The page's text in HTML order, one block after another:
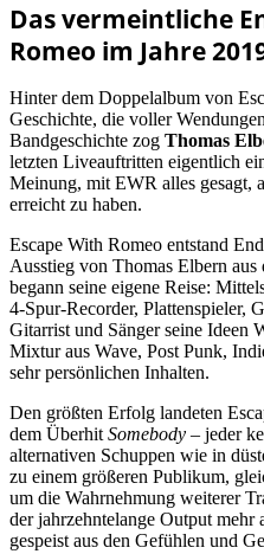
Das vermeintliche
Romeo im Jahre
Hinter dem Doppelalbum von
Geschichte, die voller
Bandgeschichte zog Thomas
letzten Liveauftritten eigentlich
Meinung, mit EWR alles gesagt,
erreicht zu haben.
Escape With Romeo entstand
Ausstieg von Thomas Elbern
begann seine eigene Reise:
4-Spur-Recorder, Plattenspieler,
Gitarrist und Sänger seine Ideen
Mixtur aus Wave, Post Punk,
sehr persönlichen Inhalten.
Den größten Erfolg landeten
dem Überhit Somebody – jeder
alternativen Schuppen wie in
zu einem größeren Publikum,
um die Wahrnehmung weiterer
der jahrzehntelange Output mehr
gespeist aus den Gefühlen und